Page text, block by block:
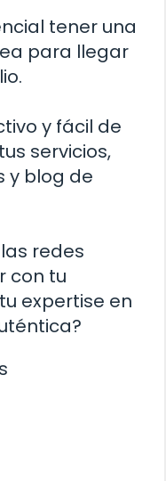
tener una
para llegar
y fácil de
servicios,
y blog de
redes
con tu
expertise en